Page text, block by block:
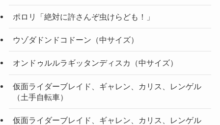
ポロリ「絶対に許さんぞ虫けらども！」
ウゾダドンドコドーン（中サイズ）
オンドゥルルラギッタンディスカ（中サイズ）
仮面ライダーブレイド、ギャレン、カリス、レンゲル
（土手自転車）
仮面ライダーブレイド、ギャレン、カリス、レンゲル